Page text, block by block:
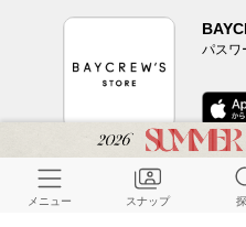
パスワ
メニュー スナップ